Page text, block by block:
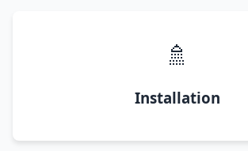
🚿
Installation